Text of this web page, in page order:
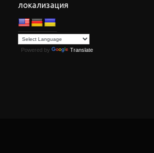
локализация
Powered by Translate